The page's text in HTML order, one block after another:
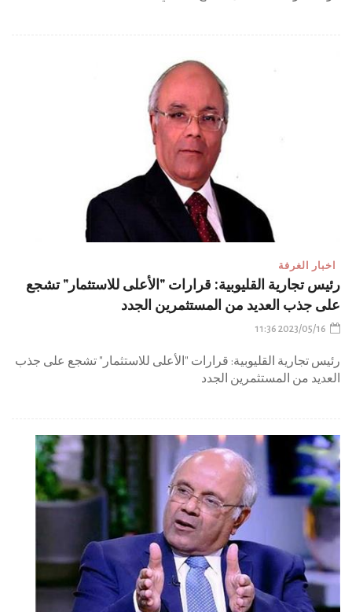
اخبار الغرفة
رئيس تجارية القليوبية: قرارات "الأعلى للاستثمار" تشجع
على جذب العديد من المستثمرين الجدد
2023/05/16 11:36
رئيس تجارية القليوبية: قرارات "الأعلى للاستثمار" تشجع على جذب
العديد من المستثمرين الجدد